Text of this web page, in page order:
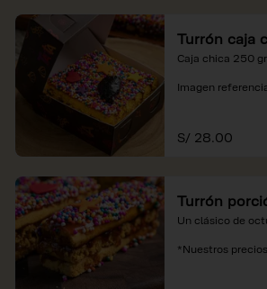
Turrón caja
Caja chica 250
Imagen
soles e incluyen
recargo al
S/ 28.00
Turrón
Un clásico de
*Nuestros